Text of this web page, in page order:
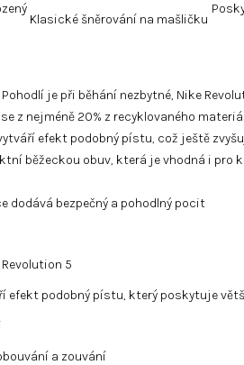
Klasické šněrování na mašličku
je při běhání nezbytné, Nike
z nejméně 20% z recyklovaného
efekt podobný pístu, což ještě
běžeckou obuv, která je vhodná i pro
dodává bezpečný a pohodlný pocit
5
efekt podobný pístu, který poskytuje
a zouvání